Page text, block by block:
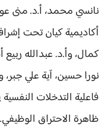
نانسي محمد، أ.د. منى
أكاديمية كيان تحت
كمال، وأ.د. عبدالله ربيع
نورا حسين، آية علي
فاعلية التدخلات
ظاهرة الاحتراق الوظيفي.